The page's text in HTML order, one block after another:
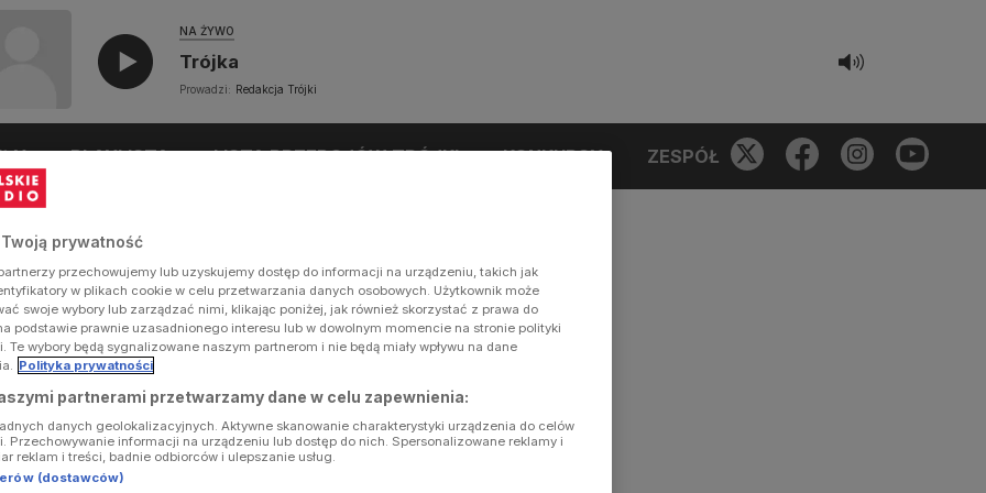
NA ŻYWO
Trójka
Prowadzi: Redakcja Trójki
PLAYLISTA LISTA PRZEBOJÓW TRÓJKI KONKURSY ZESPÓŁ
Twoją prywatność
przechowujemy lub uzyskujemy dostęp do informacji na urządzeniu, takich jak
w plikach cookie w celu przetwarzania danych osobowych. Użytkownik może
swoje wybory lub zarządzać nimi, klikając poniżej, jak również skorzystać z prawa do
podstawie prawnie uzasadnionego interesu lub w dowolnym momencie na stronie polityki
Te wybory będą sygnalizowane naszym partnerom i nie będą miały wpływu na dane
Polityka prywatności
partnerami przetwarzamy dane w celu zapewnienia:
danych geolokalizacyjnych. Aktywne skanowanie charakterystyki urządzenia do celów
Przechowywanie informacji na urządzeniu lub dostęp do nich. Spersonalizowane reklamy i
reklam i treści, badnie odbiorców i ulepszanie usług.
(dostawców)